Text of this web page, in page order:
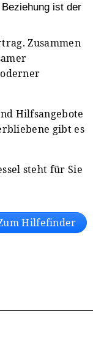
ist der
Zusammen
Hilfsangebote
gibt es
steht für Sie
Hilfefinder